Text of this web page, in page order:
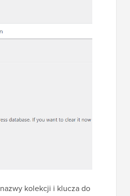
kolekcji i klucza do